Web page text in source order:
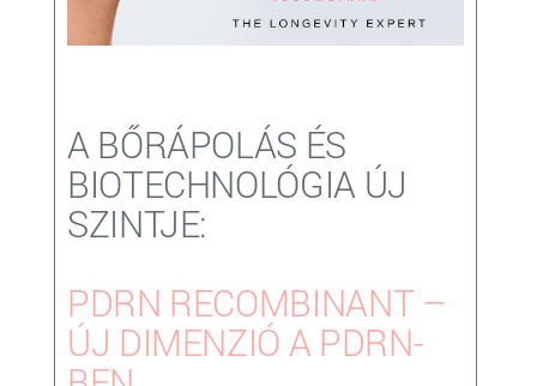
A BŐRÁPOLÁS ÉS
BIOTECHNOLÓGIA ÚJ
SZINTJE:
PDRN RECOMBINANT –
ÚJ DIMENZIÓ A PDRN-